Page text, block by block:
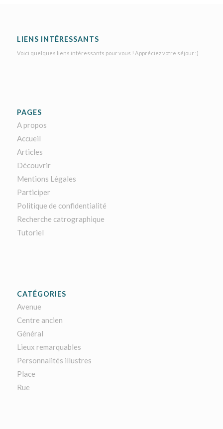
LIENS INTÉRESSANTS
Voici quelques liens intéressants pour vous ! Appréciez votre séjour :)
PAGES
A propos
Accueil
Articles
Découvrir
Mentions Légales
Participer
Politique de confidentialité
Recherche catrographique
Tutoriel
CATÉGORIES
Avenue
Centre ancien
Général
Lieux remarquables
Personnalités illustres
Place
Rue